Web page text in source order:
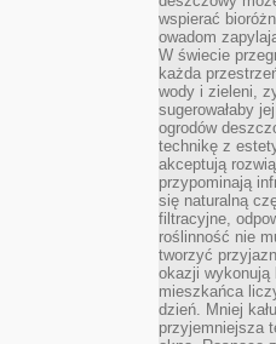
wspierać
owadom
W świecie
każda
wody i zieleni,
sugerowałaby
ogrodów
technikę z
akceptują
przypominają
się naturalną
filtracyjne,
roślinność nie
tworzyć
okazji wykonują
mieszkańca
dzień. Mniej
przyjemniejsza